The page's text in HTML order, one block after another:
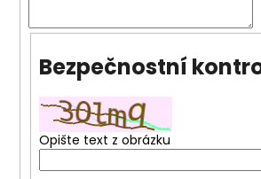
Bezpečnostní
Opište text z obrázku